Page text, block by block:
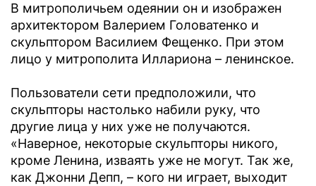
В митрополичьем одеянии он и изображен
архитектором Валерием Головатенко и
скульптором Василием Фещенко. При этом
лицо у митрополита Иллариона – ленинское.
Пользователи сети предположили, что
скульпторы настолько набили руку, что
другие лица у них уже не получаются.
«Наверное, некоторые скульпторы никого,
кроме Ленина, изваять уже не могут. Так же,
как Джонни Депп, – кого ни играет, выходит